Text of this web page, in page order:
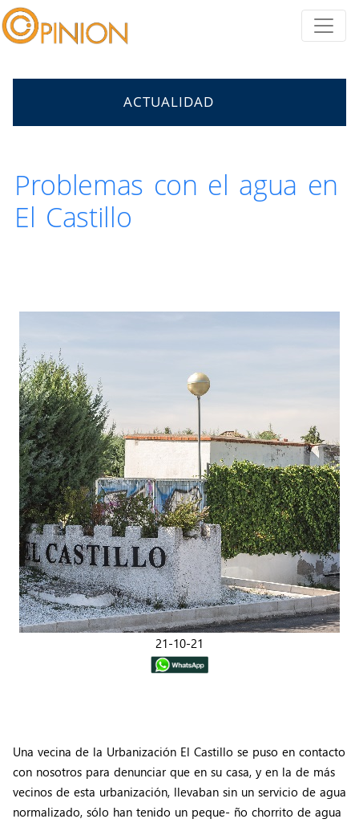
ACTUALIDAD
Problemas con el agua en
El Castillo
21-10-21
Una vecina de la Urbanización El Castillo se puso en contacto
con nosotros para denunciar que en su casa, y en la de más
vecinos de esta urbanización, llevaban sin un servicio de agua
normalizado, sólo han tenido un peque- ño chorrito de agua